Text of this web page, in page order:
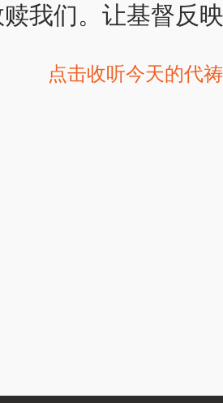
我们。让基督反映
点击收听今天的代